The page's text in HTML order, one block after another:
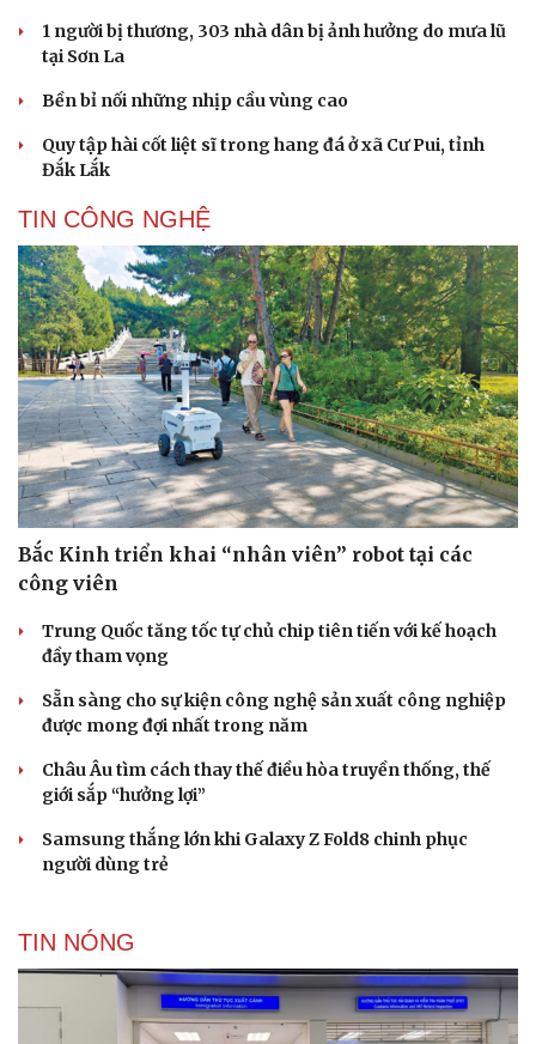
1 người bị thương, 303 nhà dân bị ảnh hưởng do mưa lũ
tại Sơn La
Bền bỉ nối những nhịp cầu vùng cao
Quy tập hài cốt liệt sĩ trong hang đá ở xã Cư Pui, tỉnh
Đắk Lắk
TIN CÔNG NGHỆ
Bắc Kinh triển khai “nhân viên” robot tại các
công viên
Trung Quốc tăng tốc tự chủ chip tiên tiến với kế hoạch
đầy tham vọng
Sẵn sàng cho sự kiện công nghệ sản xuất công nghiệp
được mong đợi nhất trong năm
Châu Âu tìm cách thay thế điều hòa truyền thống, thế
giới sắp “hưởng lợi”
Samsung thắng lớn khi Galaxy Z Fold8 chinh phục
người dùng trẻ
TIN NÓNG